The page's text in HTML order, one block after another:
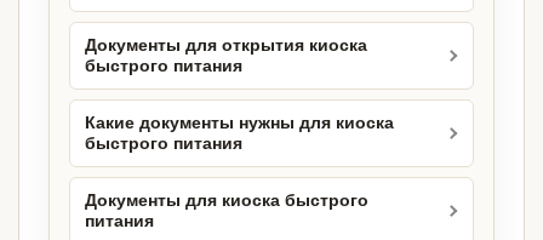
Документы для открытия киоска
быстрого питания
Какие документы нужны для киоска
быстрого питания
Документы для киоска быстрого
питания